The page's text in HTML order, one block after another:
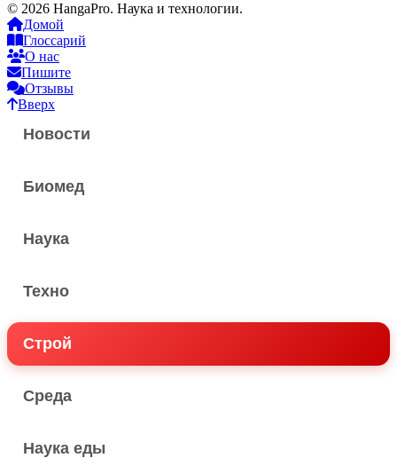
© 2026 HangaPro. Наука и технологии.
Домой
Глоссарий
О нас
Пишите
Отзывы
Вверх
Новости
Биомед
Наука
Техно
Строй
Среда
Наука еды